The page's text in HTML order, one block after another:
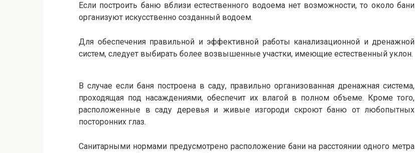
Если построить баню вблизи естественного водоема нет возможности, то около бани
организуют искусственно созданный водоем.
Для обеспечения правильной и эффективной работы канализационной и дренажной
систем, следует выбирать более возвышенные участки, имеющие естественный уклон.
В случае если баня построена в саду, правильно организованная дренажная система,
проходящая под насаждениями, обеспечит их влагой в полном объеме. Кроме того,
расположенные в саду деревья и живые изгороди скроют баню от любопытных
посторонних глаз.
Санитарными нормами предусмотрено расположение бани на расстоянии одного метра